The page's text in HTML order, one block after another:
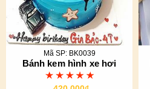
Mã SP: BK0039
Bánh kem hình xe hơi